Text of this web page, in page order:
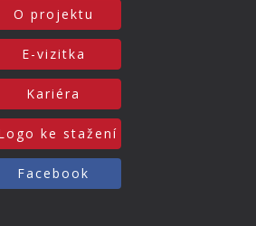
O projektu
E-vizitka
Kariéra
ke stažení
Facebook